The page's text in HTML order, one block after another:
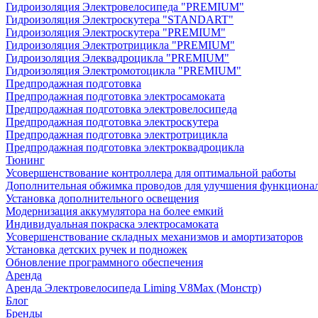
Гидроизоляция Электровелосипеда "PREMIUM"
Гидроизоляция Электроскутера "STANDART"
Гидроизоляция Электроскутера "PREMIUM"
Гидроизоляция Электротрицикла "PREMIUM"
Гидроизоляция Элеквадроцикла "PREMIUM"
Гидроизоляция Электромотоцикла "PREMIUM"
Предпродажная подготовка
Предпродажная подготовка электросамоката
Предпродажная подготовка электровелосипеда
Предпродажная подготовка электроскутера
Предпродажная подготовка электротрицикла
Предпродажная подготовка электроквадроцикла
Тюнинг
Усовершенствование контроллера для оптимальной работы
Дополнительная обжимка проводов для улучшения
Установка дополнительного освещения
Модернизация аккумулятора на более емкий
Индивидуальная покраска электросамоката
Усовершенствование складных механизмов и амортизаторов
Установка детских ручек и подножек
Обновление программного обеспечения
Аренда
Аренда Электровелосипеда Liming V8Max (Монстр)
Блог
Бренды